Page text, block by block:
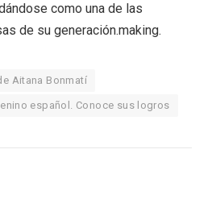
como una de las
de su generación.making.
Aitana Bonmatí
español. Conoce sus logros